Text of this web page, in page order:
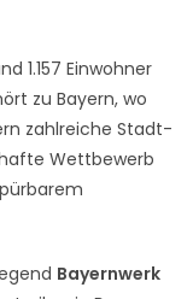
1.157 Einwohner
zu Bayern, wo
zahlreiche Stadt-
Wettbewerb
Bayernwerk